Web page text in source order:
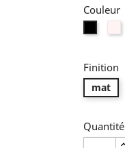
Couleur
Finition
mat
Quantité